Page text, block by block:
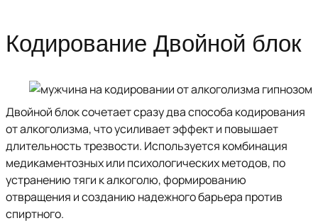
Кодирование Двойной блок
Двойной блок сочетает сразу два способа кодирования
от алкоголизма, что усиливает эффект и повышает
длительность трезвости. Используется комбинация
медикаментозных или психологических методов, по
устранению тяги к алкоголю, формированию
отвращения и созданию надежного барьера против
спиртного.